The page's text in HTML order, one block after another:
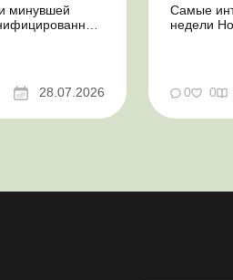
минувшей
28.07.2026
Самые
недели
0 0